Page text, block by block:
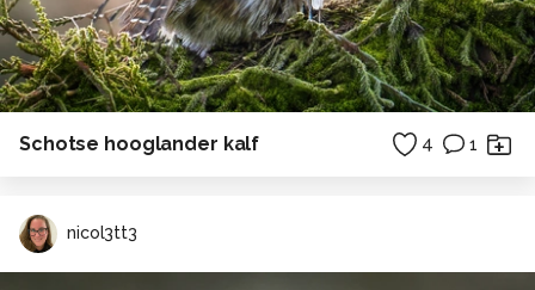
Schotse hooglander kalf 4 1
nicol3tt3